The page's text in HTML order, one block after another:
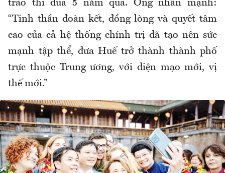
trào thi đua 5 năm qua. Ông nhấn mạnh:
“Tinh thần đoàn kết, đồng lòng và quyết tâm
cao của cả hệ thống chính trị đã tạo nên sức
mạnh tập thể, đưa Huế trở thành thành phố
trực thuộc Trung ương, với diện mạo mới, vị
thế mới.”